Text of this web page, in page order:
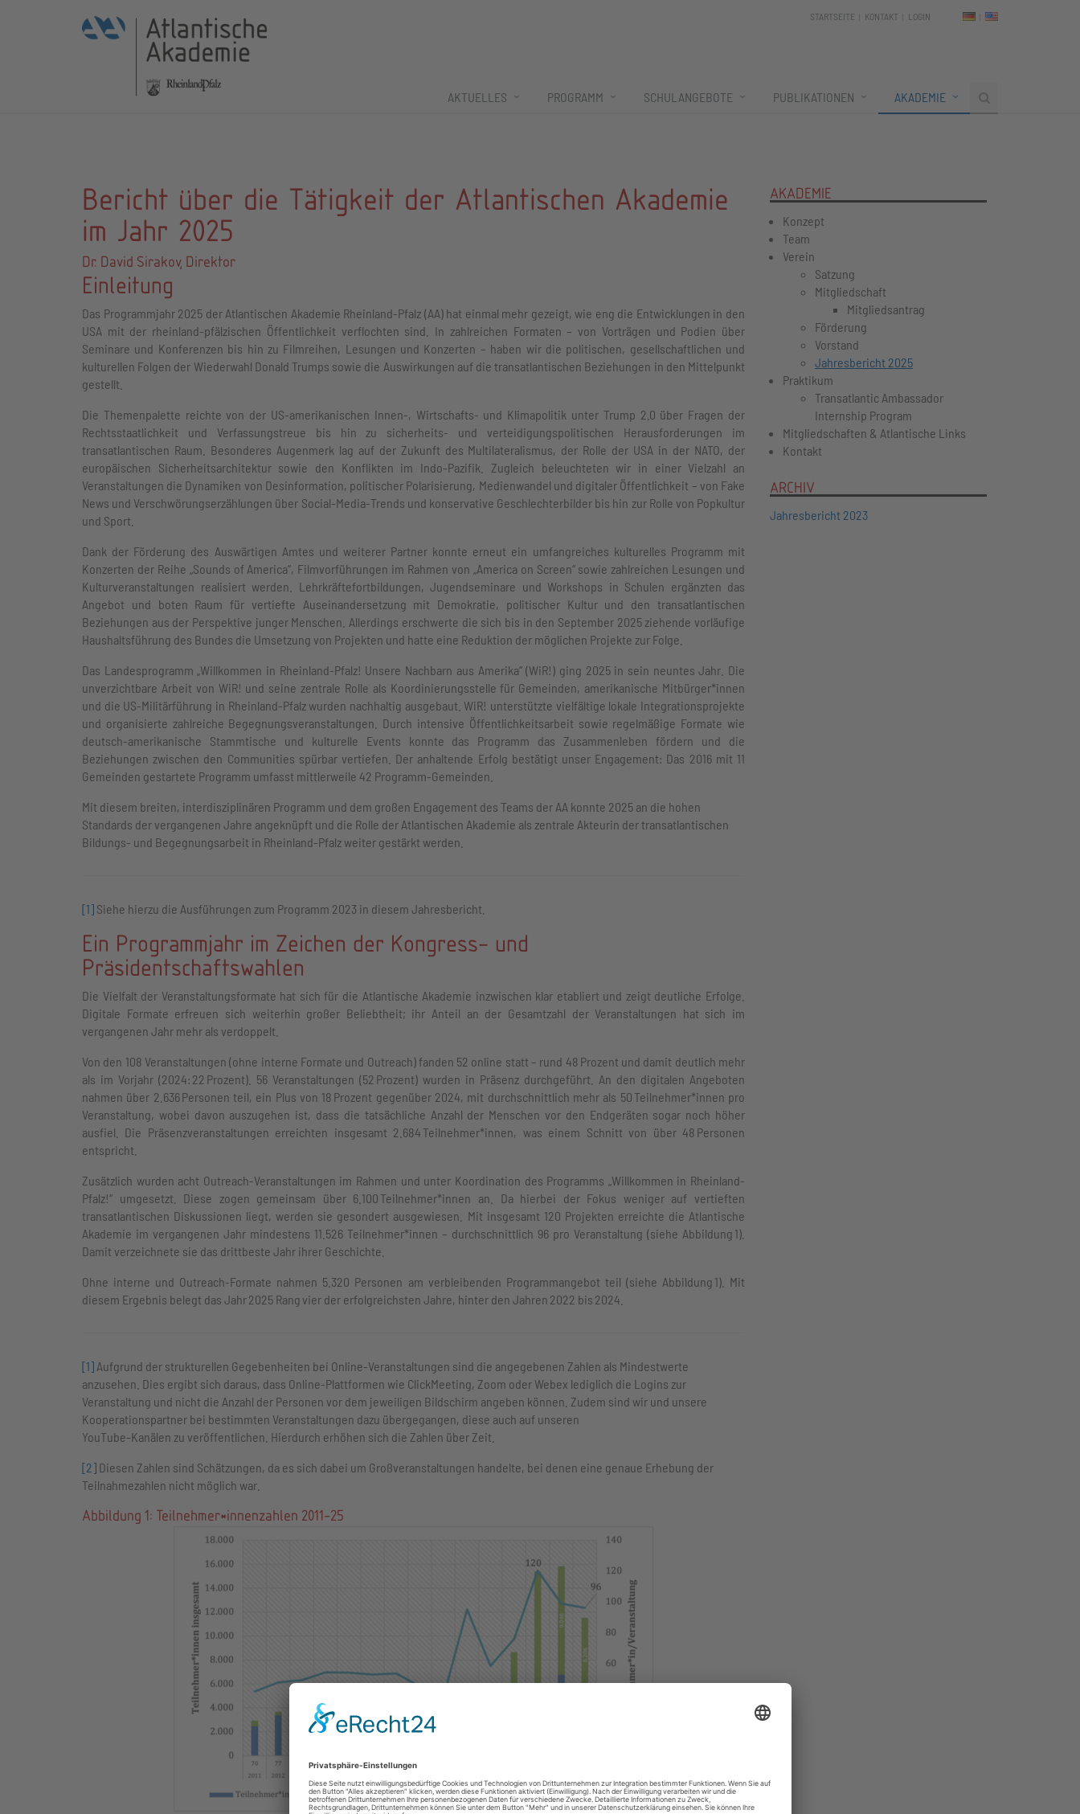
STARTSEITE KONTAKT LOGIN
AKTUELLES PROGRAMM SCHULANGEBOTE PUBLIKATIONEN AKADEMIE
Bericht über die Tätigkeit der Atlantischen Akademie
im Jahr 2025
Dr. David Sirakov, Direktor
Einleitung
Das Programmjahr 2025 der Atlantischen Akademie Rheinland-Pfalz (AA) hat einmal mehr gezeigt, wie eng die Entwicklungen in den
USA mit der rheinland-pfälzischen Öffentlichkeit verflochten sind. In zahlreichen Formaten – von Vorträgen und Podien über
Seminare und Konferenzen bis hin zu Filmreihen, Lesungen und Konzerten – haben wir die politischen, gesellschaftlichen und
kulturellen Folgen der Wiederwahl Donald Trumps sowie die Auswirkungen auf die transatlantischen Beziehungen in den Mittelpunkt
gestellt.
Die Themenpalette reichte von der US-amerikanischen Innen-, Wirtschafts- und Klimapolitik unter Trump 2.0 über Fragen der
Rechtsstaatlichkeit und Verfassungstreue bis hin zu sicherheits- und verteidigungspolitischen Herausforderungen im
transatlantischen Raum. Besonderes Augenmerk lag auf der Zukunft des Multilateralismus, der Rolle der USA in der NATO, der
europäischen Sicherheitsarchitektur sowie den Konflikten im Indo-Pazifik. Zugleich beleuchteten wir in einer Vielzahl an
Veranstaltungen die Dynamiken von Desinformation, politischer Polarisierung, Medienwandel und digitaler Öffentlichkeit – von Fake
News und Verschwörungserzählungen über Social-Media-Trends und konservative Geschlechterbilder bis hin zur Rolle von Popkultur
und Sport.
Dank der Förderung des Auswärtigen Amtes und weiterer Partner konnte erneut ein umfangreiches kulturelles Programm mit
Konzerten der Reihe „Sounds of America“, Filmvorführungen im Rahmen von „America on Screen“ sowie zahlreichen Lesungen und
Kulturveranstaltungen realisiert werden. Lehrkräftefortbildungen, Jugendseminare und Workshops in Schulen ergänzten das
Angebot und boten Raum für vertiefte Auseinandersetzung mit Demokratie, politischer Kultur und den transatlantischen
Beziehungen aus der Perspektive junger Menschen. Allerdings erschwerte die sich bis in den September 2025 ziehende vorläufige
Haushaltsführung des Bundes die Umsetzung von Projekten und hatte eine Reduktion der möglichen Projekte zur Folge.
Das Landesprogramm „Willkommen in Rheinland-Pfalz! Unsere Nachbarn aus Amerika“ (WiR!) ging 2025 in sein neuntes Jahr. Die
unverzichtbare Arbeit von WiR! und seine zentrale Rolle als Koordinierungsstelle für Gemeinden, amerikanische Mitbürger*innen
und die US-Militärführung in Rheinland-Pfalz wurden nachhaltig ausgebaut. WiR! unterstützte vielfältige lokale Integrationsprojekte
und organisierte zahlreiche Begegnungsveranstaltungen. Durch intensive Öffentlichkeitsarbeit sowie regelmäßige Formate wie
deutsch-amerikanische Stammtische und kulturelle Events konnte das Programm das Zusammenleben fördern und die
Beziehungen zwischen den Communities spürbar vertiefen. Der anhaltende Erfolg bestätigt unser Engagement: Das 2016 mit 11
Gemeinden gestartete Programm umfasst mittlerweile 42 Programm-Gemeinden.
Mit diesem breiten, interdisziplinären Programm und dem großen Engagement des Teams der AA konnte 2025 an die hohen
Standards der vergangenen Jahre angeknüpft und die Rolle der Atlantischen Akademie als zentrale Akteurin der transatlantischen
Bildungs- und Begegnungsarbeit in Rheinland-Pfalz weiter gestärkt werden.
[1] Siehe hierzu die Ausführungen zum Programm 2023 in diesem Jahresbericht.
Ein Programmjahr im Zeichen der Kongress- und
Präsidentschaftswahlen
Die Vielfalt der Veranstaltungsformate hat sich für die Atlantische Akademie inzwischen klar etabliert und zeigt deutliche Erfolge.
Digitale Formate erfreuen sich weiterhin großer Beliebtheit; ihr Anteil an der Gesamtzahl der Veranstaltungen hat sich im
vergangenen Jahr mehr als verdoppelt.
Von den 108 Veranstaltungen (ohne interne Formate und Outreach) fanden 52 online statt – rund 48 Prozent und damit deutlich mehr
als im Vorjahr (2024: 22 Prozent). 56 Veranstaltungen (52 Prozent) wurden in Präsenz durchgeführt. An den digitalen Angeboten
nahmen über 2.636 Personen teil, ein Plus von 18 Prozent gegenüber 2024, mit durchschnittlich mehr als 50 Teilnehmer*innen pro
Veranstaltung, wobei davon auszugehen ist, dass die tatsächliche Anzahl der Menschen vor den Endgeräten sogar noch höher
ausfiel. Die Präsenzveranstaltungen erreichten insgesamt 2.684 Teilnehmer*innen, was einem Schnitt von über 48 Personen
entspricht.
Zusätzlich wurden acht Outreach-Veranstaltungen im Rahmen und unter Koordination des Programms „Willkommen in Rheinland-
Pfalz!“ umgesetzt. Diese zogen gemeinsam über 6.100 Teilnehmer*innen an. Da hierbei der Fokus weniger auf vertieften
transatlantischen Diskussionen liegt, werden sie gesondert ausgewiesen. Mit insgesamt 120 Projekten erreichte die Atlantische
Akademie im vergangenen Jahr mindestens 11.526 Teilnehmer*innen – durchschnittlich 96 pro Veranstaltung (siehe Abbildung 1).
Damit verzeichnete sie das drittbeste Jahr ihrer Geschichte.
Ohne interne und Outreach-Formate nahmen 5.320 Personen am verbleibenden Programmangebot teil (siehe Abbildung 1). Mit
diesem Ergebnis belegt das Jahr 2025 Rang vier der erfolgreichsten Jahre, hinter den Jahren 2022 bis 2024.
[1] Aufgrund der strukturellen Gegebenheiten bei Online-Veranstaltungen sind die angegebenen Zahlen als Mindestwerte
anzusehen. Dies ergibt sich daraus, dass Online-Plattformen wie ClickMeeting, Zoom oder Webex lediglich die Logins zur
Veranstaltung und nicht die Anzahl der Personen vor dem jeweiligen Bildschirm angeben können. Zudem sind wir und unsere
Kooperationspartner bei bestimmten Veranstaltungen dazu übergegangen, diese auch auf unseren
YouTube-Kanälen zu veröffentlichen. Hierdurch erhöhen sich die Zahlen über Zeit.
[2] Diesen Zahlen sind Schätzungen, da es sich dabei um Großveranstaltungen handelte, bei denen eine genaue Erhebung der
Teilnahmezahlen nicht möglich war.
Abbildung 1: Teilnehmer*innenzahlen 2011-25
AKADEMIE
Konzept
Team
Verein
Satzung
Mitgliedschaft
Mitgliedsantrag
Förderung
Vorstand
Jahresbericht 2025
Praktikum
Transatlantic Ambassador
Internship Program
Mitgliedschaften & Atlantische Links
Kontakt
ARCHIV
Jahresbericht 2023